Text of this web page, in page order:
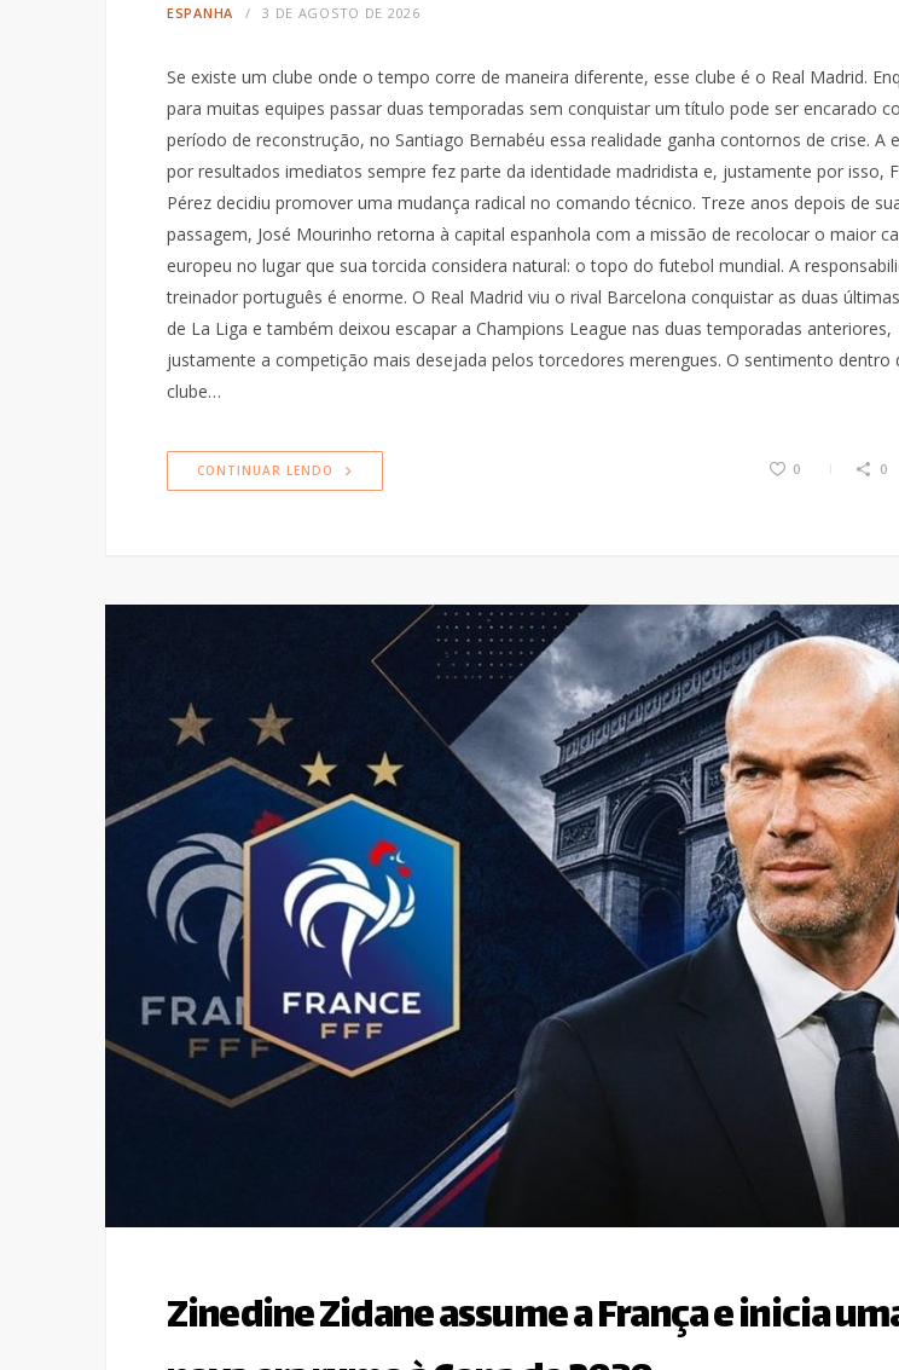
ESPANHA 3 DE AGOSTO DE 2026
Se existe um clube onde o tempo corre de maneira diferente, esse clube é o Real Madrid.
para muitas equipes passar duas temporadas sem conquistar um título pode ser encarado
período de reconstrução, no Santiago Bernabéu essa realidade ganha contornos de crise. A
por resultados imediatos sempre fez parte da identidade madridista e, justamente por isso,
Pérez decidiu promover uma mudança radical no comando técnico. Treze anos depois de
passagem, José Mourinho retorna à capital espanhola com a missão de recolocar o maior
europeu no lugar que sua torcida considera natural: o topo do futebol mundial. A
treinador português é enorme. O Real Madrid viu o rival Barcelona conquistar as duas
de La Liga e também deixou escapar a Champions League nas duas temporadas anteriores,
justamente a competição mais desejada pelos torcedores merengues. O sentimento dentro
clube…
CONTINUAR LENDO 0 0
Zinedine Zidane assume a França e inicia